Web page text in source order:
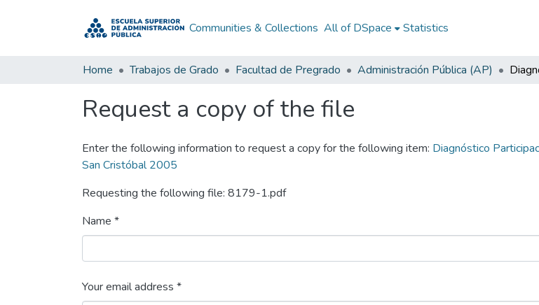
Communities & Collections All of DSpace Statistics
Home Trabajos de Grado Facultad de Pregrado Administración Pública (AP)
Request a copy of the file
Enter the following information to request a copy for the following item: Diagnóstico
San Cristóbal 2005
Requesting the following file: 8179-1.pdf
Name *
Your email address *